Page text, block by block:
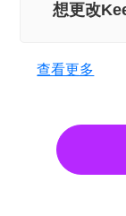
想更改
查看更多